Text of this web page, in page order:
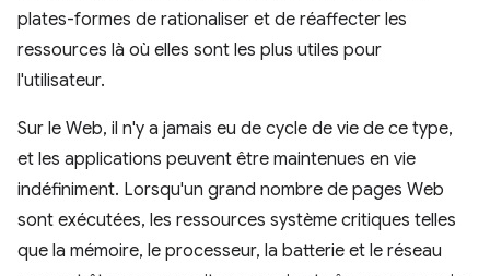
plates-formes de rationaliser et de réaffecter les
ressources là où elles sont les plus utiles pour
l'utilisateur.
Sur le Web, il n'y a jamais eu de cycle de vie de ce type,
et les applications peuvent être maintenues en vie
indéfiniment. Lorsqu'un grand nombre de pages Web
sont exécutées, les ressources système critiques telles
que la mémoire, le processeur, la batterie et le réseau